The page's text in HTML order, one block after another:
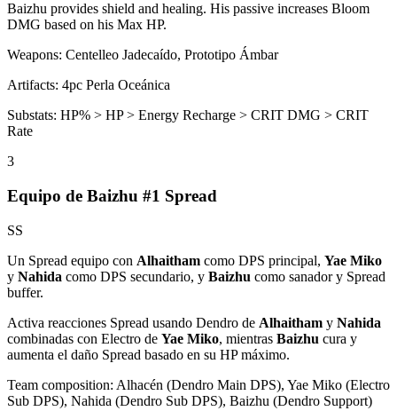
Baizhu provides shield and healing. His passive increases Bloom
DMG based on his Max HP.
Weapons: Centelleo Jadecaído, Prototipo Ámbar
Artifacts: 4pc Perla Oceánica
Substats: HP% > HP > Energy Recharge > CRIT DMG > CRIT
Rate
3
Equipo de Baizhu #1 Spread
SS
Un Spread equipo con Alhaitham como DPS principal, Yae Miko
y Nahida como DPS secundario, y Baizhu como sanador y Spread
buffer.
Activa reacciones Spread usando Dendro de Alhaitham y Nahida
combinadas con Electro de Yae Miko, mientras Baizhu cura y
aumenta el daño Spread basado en su HP máximo.
Team composition: Alhacén (Dendro Main DPS), Yae Miko (Electro
Sub DPS), Nahida (Dendro Sub DPS), Baizhu (Dendro Support)